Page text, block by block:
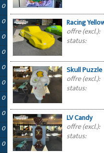
0
0
0
0
0
0
0
0
0
0
Racing
offre (excl.):
status:
Skull Puzzle
offre (excl.):
status:
LV Candy
offre (excl.):
status: